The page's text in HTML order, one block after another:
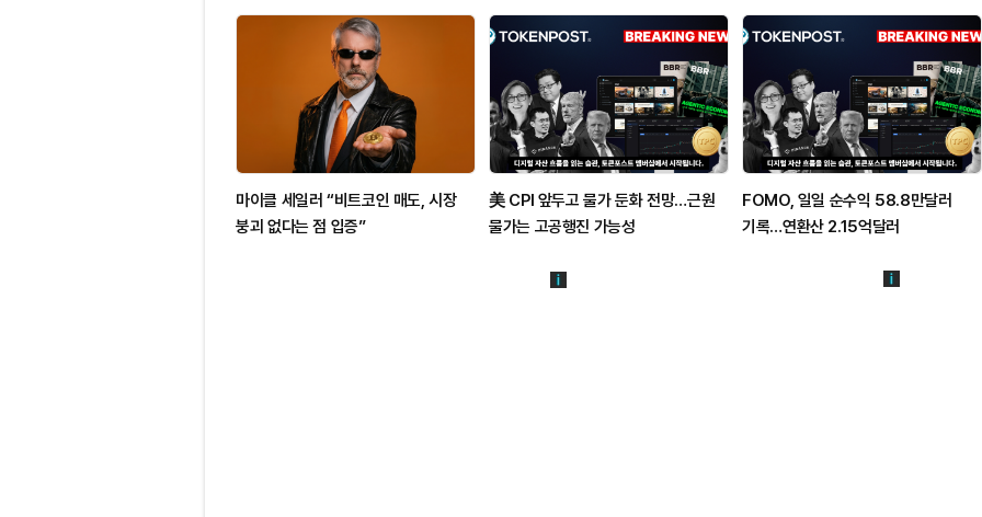
마이클 세일러 “비트코인 매도, 시장
붕괴 없다는 점 입증”
美 CPI 앞두고 물가 둔화 전망…근원
물가는 고공행진 가능성
FOMO, 일일 순수익 58.8만달러
기록…연환산 2.15억달러